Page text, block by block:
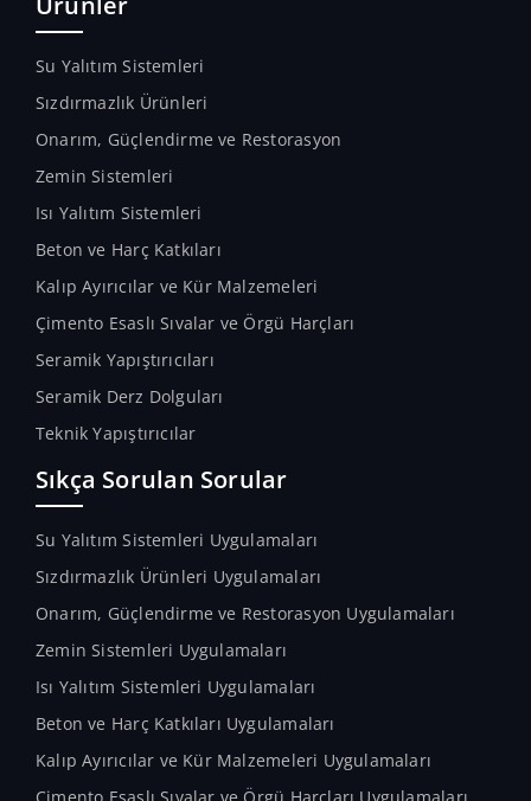
Su Yalıtım Sistemleri
Sızdırmazlık Ürünleri
Onarım, Güçlendirme ve Restorasyon
Zemin Sistemleri
Isı Yalıtım Sistemleri
Beton ve Harç Katkıları
Kalıp Ayırıcılar ve Kür Malzemeleri
Çimento Esaslı Sıvalar ve Örgü Harçları
Seramik Yapıştırıcıları
Seramik Derz Dolguları
Teknik Yapıştırıcılar
Sıkça Sorulan Sorular
Su Yalıtım Sistemleri Uygulamaları
Sızdırmazlık Ürünleri Uygulamaları
Onarım, Güçlendirme ve Restorasyon Uygulamaları
Zemin Sistemleri Uygulamaları
Isı Yalıtım Sistemleri Uygulamaları
Beton ve Harç Katkıları Uygulamaları
Kalıp Ayırıcılar ve Kür Malzemeleri Uygulamaları